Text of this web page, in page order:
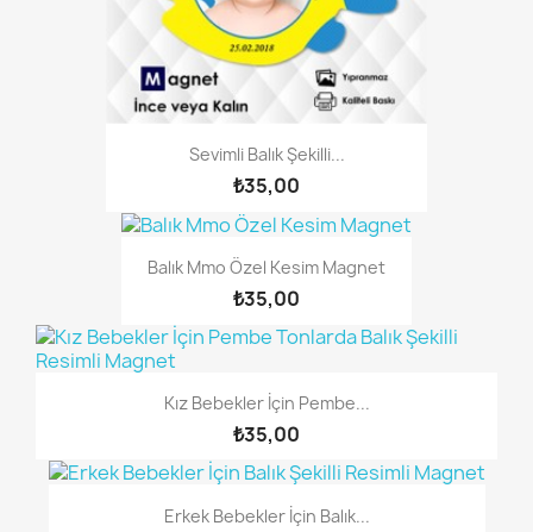
Sevimli Balık Şekilli...
₺35,00
Balık Mmo Özel Kesim Magnet
₺35,00
Kız Bebekler İçin Pembe...
₺35,00
Erkek Bebekler İçin Balık...